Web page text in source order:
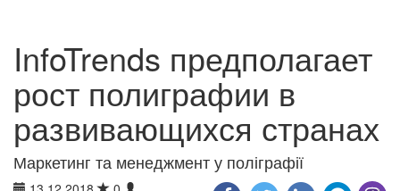
InfoTrends предполагает
рост полиграфии в
развивающихся странах
Маркетинг та менеджмент у поліграфії